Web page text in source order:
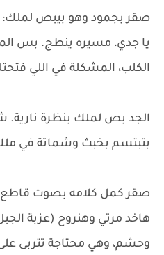
صقر بجمود وهو بيبص لملك:
يا جدي، مسيره ينطج. بس
الكلب، المشكلة في اللي
الجد بص لملك بنظرة نارية.
بتبتسم بخبث وشماتة في
صقر كمل كلامه بصوت قاطع:
هاخد مرتي وهنروح (عزبة
وحشم، وهي محتاجة تتربى